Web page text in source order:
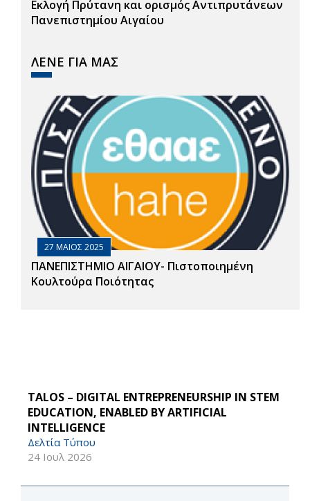
Εκλογή Πρύτανη και ορισμός Αντιπρυτάνεων
Πανεπιστημίου Αιγαίου
ΛΕΝΕ ΓΙΑ ΜΑΣ
27 ΜΑΙΟΣ 2025
ΠΑΝΕΠΙΣΤΗΜΙΟ ΑΙΓΑΙΟΥ- Πιστοποιημένη
Κουλτούρα Ποιότητας
TALOS – DIGITAL ENTREPRENEURSHIP IN STEM
EDUCATION, ENABLED BY ARTIFICIAL
INTELLIGENCE
Δελτία Τύπου
24 Ιουλ 2026